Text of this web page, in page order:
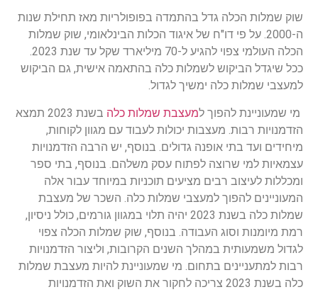
שוק שמלות הכלה גדל בהתמדה בפופולריות מאז תחילת שנות
ה-2000. על פי דו"ח של איגוד הכלות הבינלאומי, שוק שמלות
הכלה העולמי צפוי להגיע ל-70 מיליארד שקל עד שנת 2023.
ככל שיגדל הביקוש לשמלות כלה בהתאמה אישית, גם הביקוש
למעצבי שמלות כלה ימשיך לגדול.
מי שמעוניינת להפוך למעצבת שמלות כלה
בשנת 2023 תמצא
הזדמנויות רבות. מעצבות יכולות לעבוד עם מגוון לקוחות,
מיחידים ועד בתי אופנה גדולים. בנוסף, יש הרבה הזדמנויות
עצמאיות למי שרוצה לפתוח עסק משלהם. בנוסף, בתי ספר
ומכללות לעיצוב רבים מציעים תוכניות במיוחד עבור אלה
המעוניינים להפוך למעצבי שמלות כלה. השכר של מעצבת
שמלות כלה בשנת 2023 יהיה תלוי במגוון גורמים, כולל ניסיון,
רמת מיומנות וסוג העבודה. בנוסף, שוק שמלות הכלה צפוי
לגדול משמעותית במהלך השנים הקרובות, וליצור הזדמנויות
רבות למתעניינים בתחום. מי שמעוניינת להיות מעצבת שמלות
כלה בשנת 2023 צריכה לחקור את השוק ואת הזדמנויות